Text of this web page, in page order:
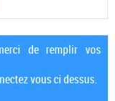
de remplir vos
vous ci dessus.